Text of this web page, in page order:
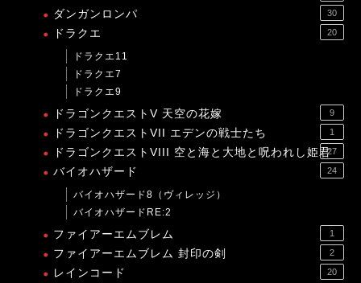
ダンガンロンパ
30
ドラクエ 20
ドラクエ11
ドラクエ7
ドラクエ9
ドラゴンクエストV 天空の花嫁 9
ドラゴンクエストVII エデンの戦士たち 1
ドラゴンクエストVIII 空と海と大地と呪われし姫君27
バイオハザード 24
バイオハザード8（ヴィレッジ）
バイオハザードRE:2
ファイアーエムブレム 1
ファイアーエムブレム 封印の剣 2
レインコード 20